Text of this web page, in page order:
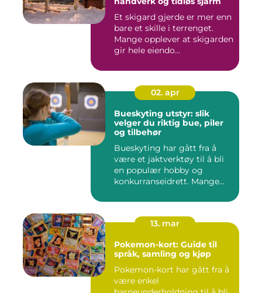
Et skigard gjerde er mer enn
bare et skille i terrenget.
Mange opplever at skigarden
gir hele eiendo...
02. apr
Bueskyting utstyr: slik
velger du riktig bue, piler
og tilbehør
Bueskyting har gått fra å
være et jaktverktøy til å bli
en populær hobby og
konkurranseidrett. Mange...
13. mar
Pokemon-kort: Guide til
språk, samling og kjøp
Pokemon-kort har gått fra å
være enkel